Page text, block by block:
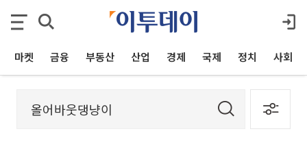
마켓 금융 부동산 산업 경제 국제 정치 사회